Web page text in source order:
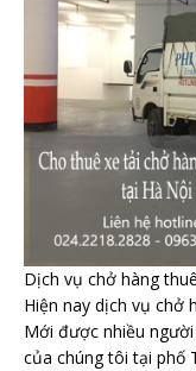
Dịch vụ chở hàng
Hiện nay dịch vụ chở
Mới được nhiều
của chúng tôi tại phố